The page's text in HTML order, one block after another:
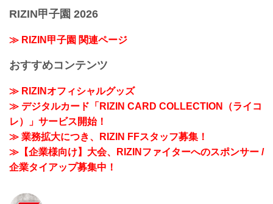
RIZIN甲子園 2026
≫ RIZIN甲子園 関連ページ
おすすめコンテンツ
≫ RIZINオフィシャルグッズ
≫ デジタルカード「RIZIN CARD COLLECTION（ライコ
レ）」サービス開始！
≫ 業務拡大につき、RIZIN FFスタッフ募集！
≫【企業様向け】大会、RIZINファイターへのスポンサー /
企業タイアップ募集中！